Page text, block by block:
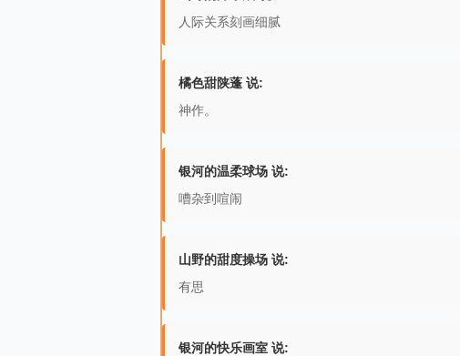
人际关系刻画细腻
橘色甜陕蓬 说:
神作。
银河的温柔球场 说:
嘈杂到喧闹
山野的甜度操场 说:
有思
银河的快乐画室 说: